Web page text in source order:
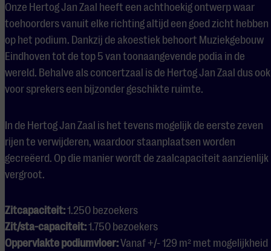
ademt. Laat jouw
sprekers of artiesten
schitteren in een setting
van internationaal
niveau.
Onze Hertog Jan Zaal heeft een achthoekig ontwerp waar
toehoorders vanuit elke richting altijd een goed zicht hebben
op het podium. Dankzij de akoestiek behoort Muziekgebouw
Eindhoven tot de top 5 van toonaangevende podia in de
wereld. Behalve als concertzaal is de Hertog Jan Zaal dus ook
voor sprekers een bijzonder geschikte ruimte.
In de Hertog Jan Zaal is het tevens mogelijk de eerste zeven
rijen te verwijderen, waardoor staanplaatsen worden
gecreëerd. Op die manier wordt de zaalcapaciteit aanzienlijk
vergroot.
Zitcapaciteit:1.250 bezoekers
Zit/sta-capaciteit:1.750 bezoekers
Oppervlakte podiumvloer:Vanaf +/- 129 m² met mogelijkheid